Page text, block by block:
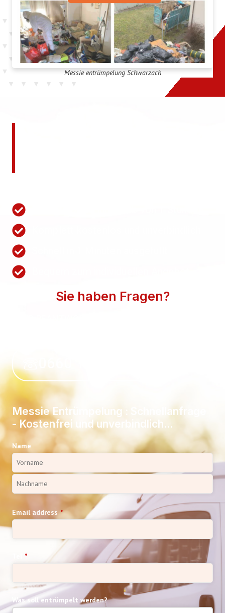
Messie entrümpelung Schwarzach
Sie haben Fragen?
Messie Entrümpelung : Schnellanfrage
- Kostenfrei und unverbindlich...
Name
Email address *
*
Was soll entrümpelt werden?